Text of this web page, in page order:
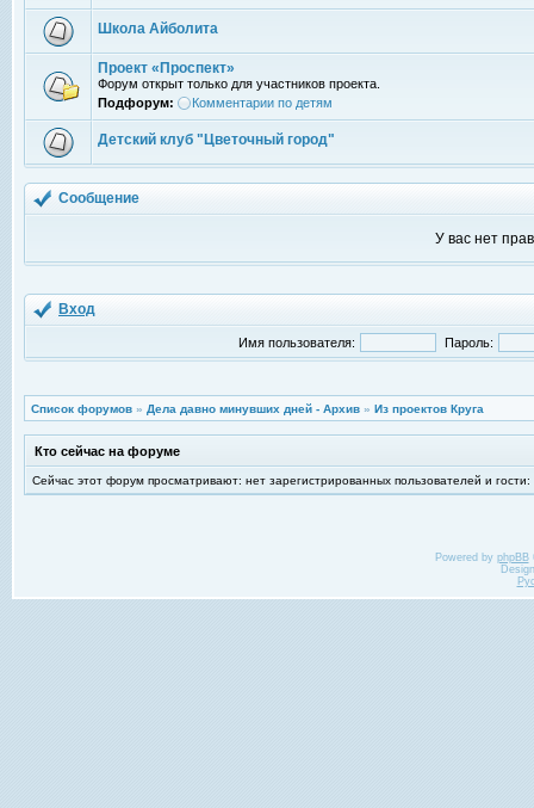
Школа Айболита
Проект «Проспект»
Форум открыт только для участников проекта.
Подфорум:
Комментарии по детям
Детский клуб "Цветочный город"
Сообщение
У вас нет
Вход
Имя пользователя: Пароль:
Список форумов » Дела давно минувших дней - Архив » Из проектов Круга
Кто сейчас на форуме
Сейчас этот форум просматривают: нет зарегистрированных пользователей и гости:
Powered by phpBB